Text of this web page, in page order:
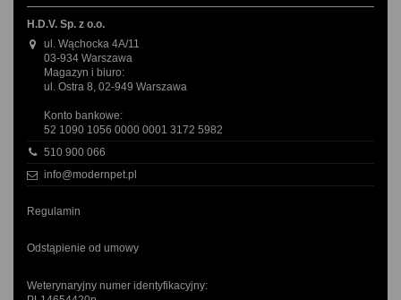
H.D.V. Sp. z o.o.
ul. Wąchocka 4A/11
03-934 Warszawa
Magazyn i biuro:
ul. Ostra 8, 02-949 Warszawa
Konto bankowe:
52 1090 1056 0000 0001 3172 5982
510 900 066
info@modernpet.pl
Regulamin
Odstąpienie od umowy
Weterynaryjny numer identyfikacyjny: